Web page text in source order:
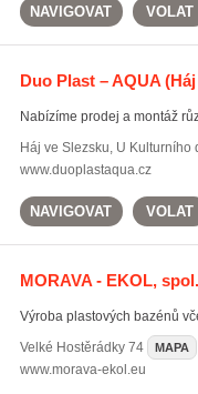
NAVIGOVAT VOLAT
Duo Plast – AQUA(Háj
Nabízíme prodej a montáž
Háj ve Slezsku, U Kulturního
www.duoplastaqua.cz
NAVIGOVAT VOLAT
MORAVA - EKOL,
Výroba plastových bazénů
Velké Hostěrádky74 MAPA
www.morava-ekol.eu